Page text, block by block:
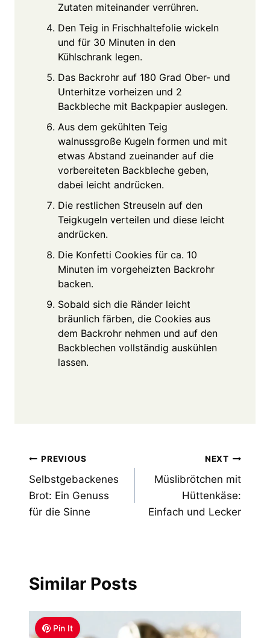
Zutaten miteinander verrühren.
Den Teig in Frischhaltefolie wickeln
und für 30 Minuten in den
Kühlschrank legen.
Das Backrohr auf 180 Grad Ober- und
Unterhitze vorheizen und 2
Backbleche mit Backpapier auslegen.
Aus dem gekühlten Teig
walnussgroße Kugeln formen und mit
etwas Abstand zueinander auf die
vorbereiteten Backbleche geben,
dabei leicht andrücken.
Die restlichen Streuseln auf den
Teigkugeln verteilen und diese leicht
andrücken.
Die Konfetti Cookies für ca. 10
Minuten im vorgeheizten Backrohr
backen.
Sobald sich die Ränder leicht
bräunlich färben, die Cookies aus
dem Backrohr nehmen und auf den
Backblechen vollständig auskühlen
lassen.
Post
navigation
PREVIOUS
Selbstgebackenes
Brot: Ein Genuss
für die Sinne
NEXT
Müslibrötchen mit
Hüttenkäse:
Einfach und Lecker
Similar Posts
Pin It